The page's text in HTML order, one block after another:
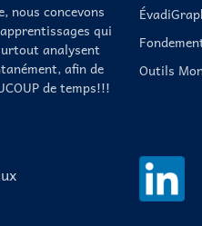
nous concevons
qui
analysent
afin de
de temps!!!
Outils